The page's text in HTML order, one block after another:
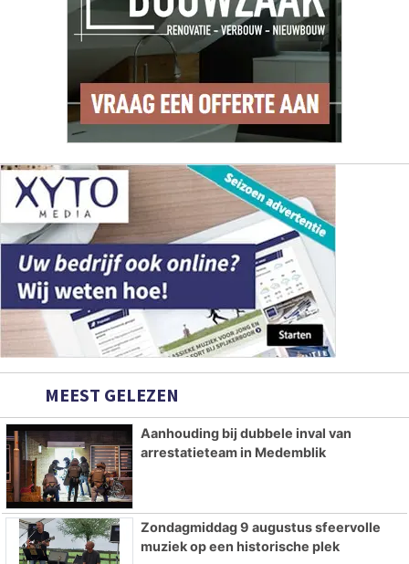
MEEST GELEZEN
Aanhouding bij dubbele inval van
arrestatieteam in Medemblik
Zondagmiddag 9 augustus sfeervolle
muziek op een historische plek